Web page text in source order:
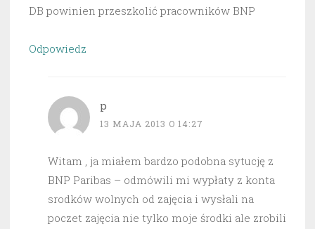
DB powinien przeszkolić pracowników BNP
Odpowiedz
p
13 MAJA 2013 O 14:27
Witam , ja miałem bardzo podobna sytucję z
BNP Paribas – odmówili mi wypłaty z konta
srodków wolnych od zajęcia i wysłali na
poczet zajęcia nie tylko moje środki ale zrobili